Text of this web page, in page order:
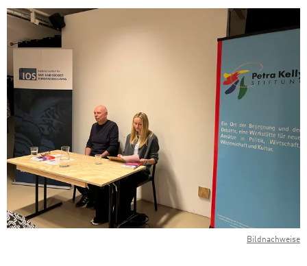
Bildnachweise